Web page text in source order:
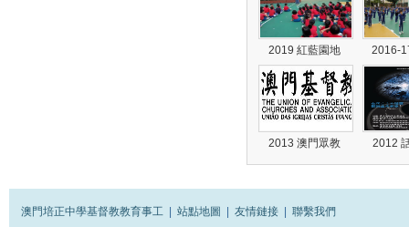
2019 紅藍園地 2016-
2013 澳門眾教 2012
澳門培正中學基督教教育事工 站點地圖 友情鏈接 聯繫我們